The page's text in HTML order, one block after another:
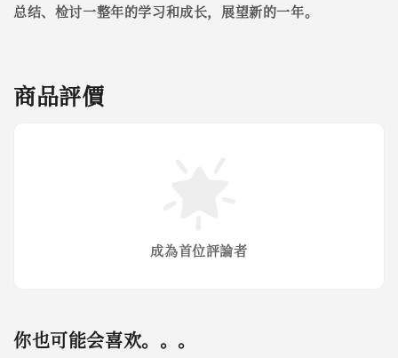
总结、检讨一整年的学习和成长，展望新的一年。
商品評價
成為首位評論者
你也可能会喜欢。。。